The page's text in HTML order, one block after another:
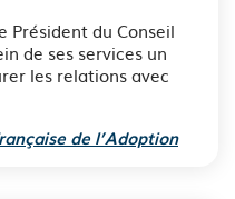
Président du Conseil
de ses services un
les relations avec
de l’Adoption